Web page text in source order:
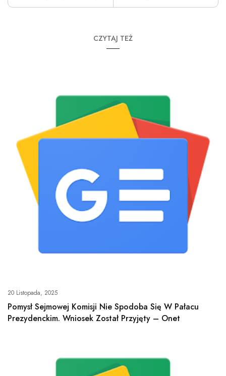
CZYTAJ TEŻ
20 Listopada, 2025
Pomysł Sejmowej Komisji Nie Spodoba Się W Pałacu
Prezydenckim. Wniosek Został Przyjęty – Onet